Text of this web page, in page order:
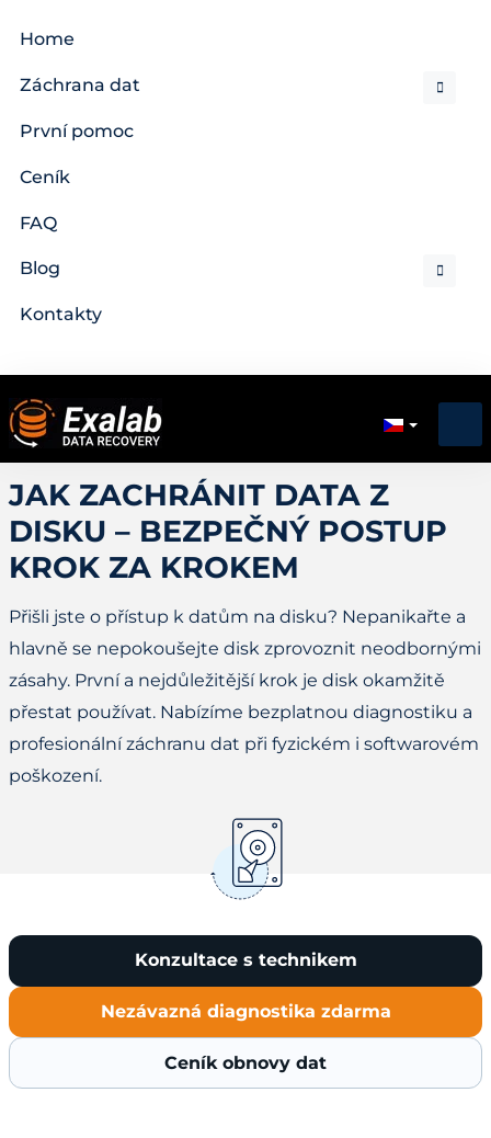
Home
Záchrana dat
První pomoc
Ceník
FAQ
Blog
Kontakty
JAK ZACHRÁNIT DATA Z
DISKU – BEZPEČNÝ POSTUP
KROK ZA KROKEM
Přišli jste o přístup k datům na disku? Nepanikařte a
hlavně se nepokoušejte disk zprovoznit neodbornými
zásahy. První a nejdůležitější krok je disk okamžitě
přestat používat. Nabízíme bezplatnou diagnostiku a
profesionální záchranu dat při fyzickém i softwarovém
poškození.
Konzultace s technikem
Nezávazná diagnostika zdarma
Ceník obnovy dat